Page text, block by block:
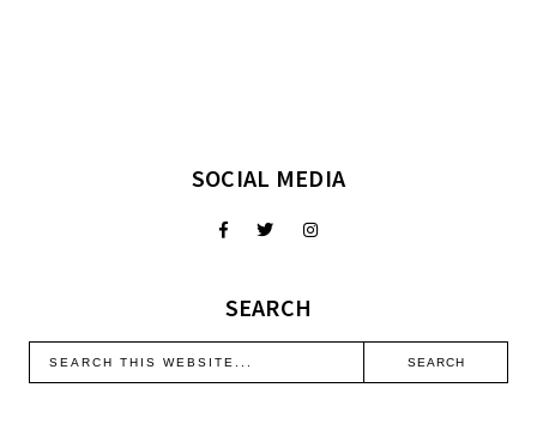
SOCIAL MEDIA
SEARCH